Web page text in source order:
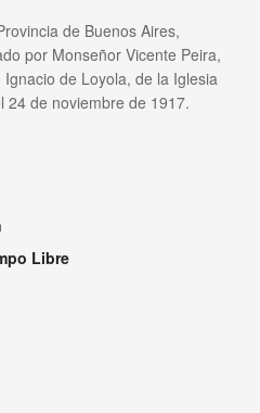
de Buenos Aires,
por Monseñor Vicente Peira,
de Loyola, de la Iglesia
24 de noviembre de 1917.
Libre